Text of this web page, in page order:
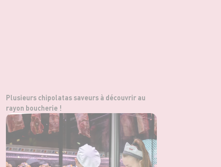
Plusieurs chipolatas saveurs à découvrir au
rayon boucherie !